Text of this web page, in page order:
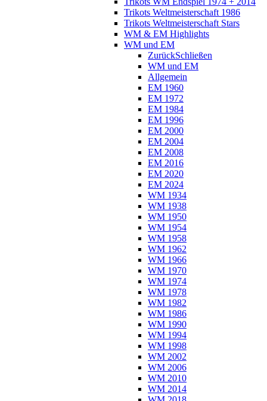
Trikots Weltmeisterschaft 1986
Trikots Weltmeisterschaft Stars
WM & EM Highlights
WM und EM
ZurückSchließen
WM und EM
Allgemein
EM 1960
EM 1972
EM 1984
EM 1996
EM 2000
EM 2004
EM 2008
EM 2016
EM 2020
EM 2024
WM 1934
WM 1938
WM 1950
WM 1954
WM 1958
WM 1962
WM 1966
WM 1970
WM 1974
WM 1978
WM 1982
WM 1986
WM 1990
WM 1994
WM 1998
WM 2002
WM 2006
WM 2010
WM 2014